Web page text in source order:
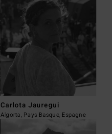
Carlota Jauregui
Algorta, Pays Basque, Espagne